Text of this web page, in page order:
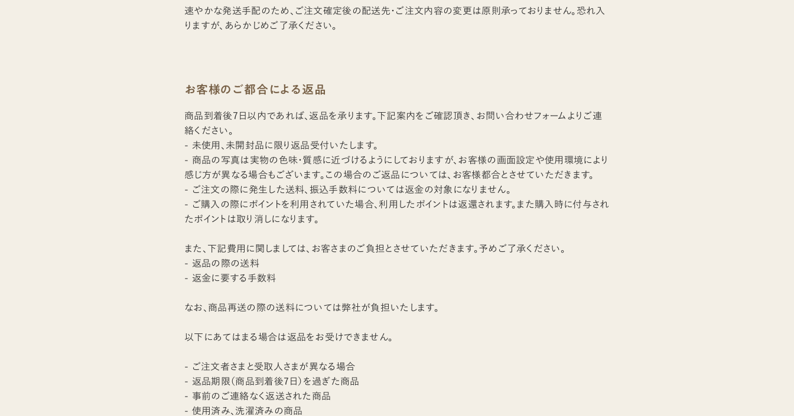
速やかな発送手配のため、ご注文確定後の配送先・ご注文内容の変更は原則承っておりません。恐れ入
りますが、あらかじめご了承ください。
お客様のご都合による返品
商品到着後7日以内であれば、返品を承ります。下記案内をご確認頂き、お問い合わせフォームよりご連
絡ください。
- 未使用、未開封品に限り返品受付いたします。
- 商品の写真は実物の色味・質感に近づけるようにしておりますが、お客様の画面設定や使用環境により
感じ方が異なる場合もございます。この場合のご返品については、お客様都合とさせていただきます。
- ご注文の際に発生した送料、振込手数料については返金の対象になりません。
- ご購入の際にポイントを利用されていた場合、利用したポイントは返還されます。また購入時に付与され
たポイントは取り消しになります。
また、下記費用に関しましては、お客さまのご負担とさせていただきます。予めご了承ください。
- 返品の際の送料
- 返金に要する手数料
なお、商品再送の際の送料については弊社が負担いたします。
以下にあてはまる場合は返品をお受けできません。
- ご注文者さまと受取人さまが異なる場合
- 返品期限（商品到着後7日）を過ぎた商品
- 事前のご連絡なく返送された商品
- 使用済み、洗濯済みの商品